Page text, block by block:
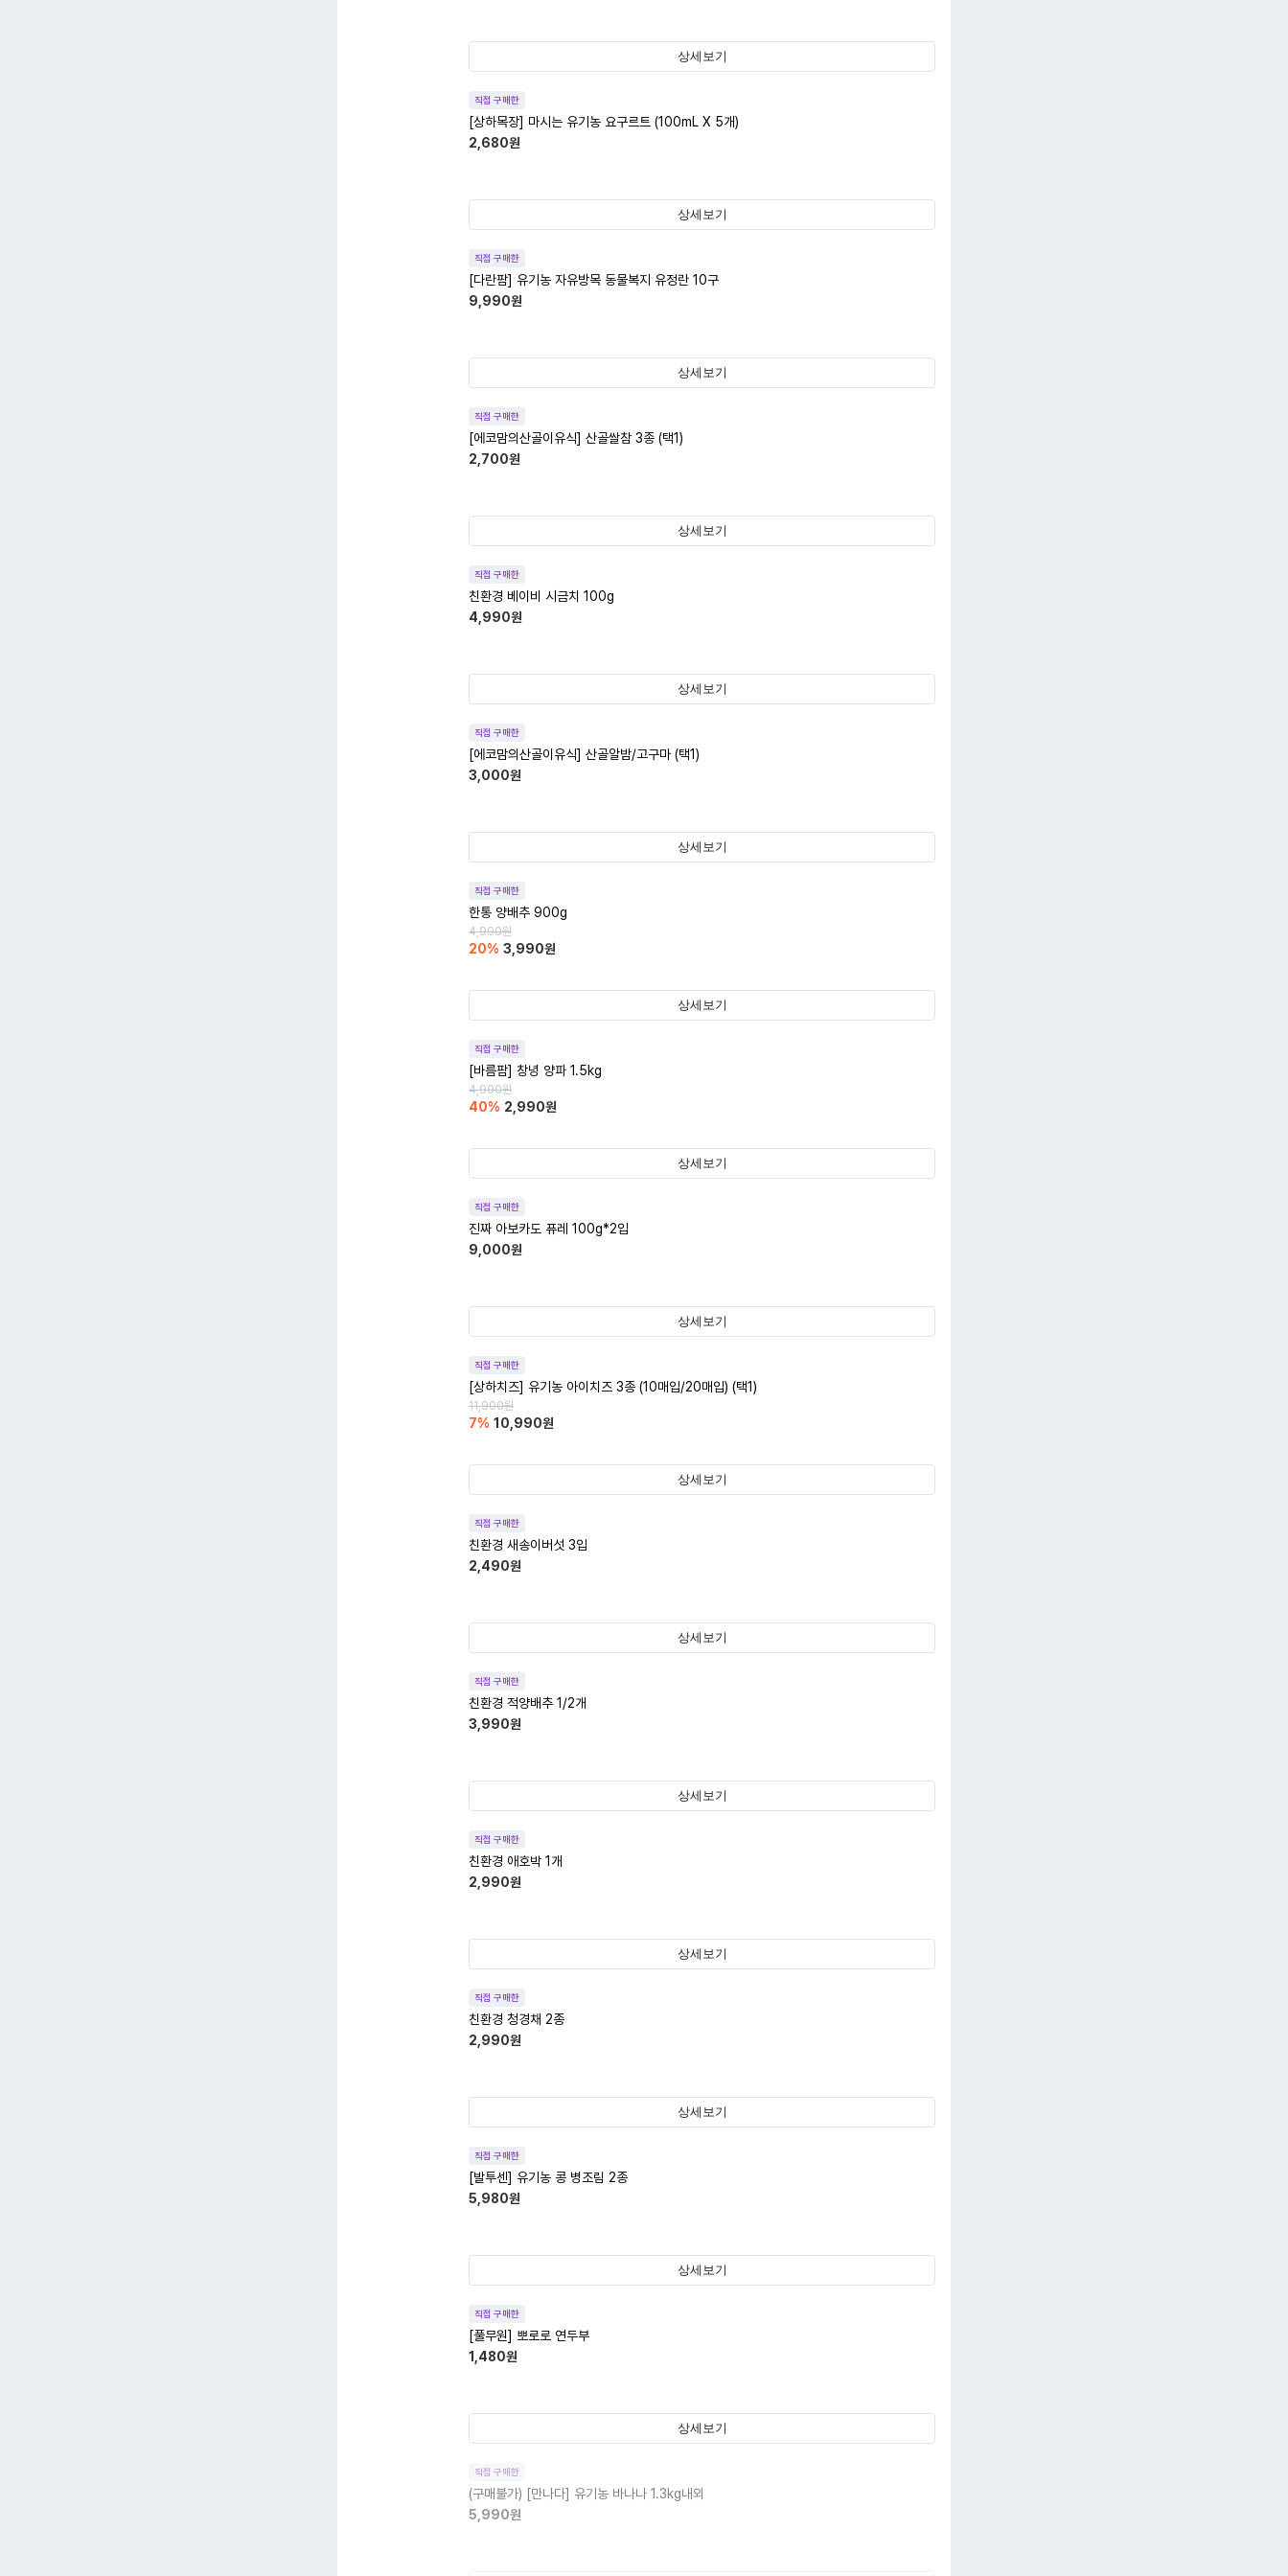
상세보기
직접 구매한
[상하목장] 마시는 유기농 요구르트 (100mL X 5개)
2,680원
상세보기
직접 구매한
[다란팜] 유기농 자유방목 동물복지 유정란 10구
9,990원
상세보기
직접 구매한
[에코맘의산골이유식] 산골쌀참 3종 (택1)
2,700원
상세보기
직접 구매한
친환경 베이비 시금치 100g
4,990원
상세보기
직접 구매한
[에코맘의산골이유식] 산골알밤/고구마 (택1)
3,000원
상세보기
직접 구매한
한통 양배추 900g
4,990원
20% 3,990원
상세보기
직접 구매한
[바름팜] 창녕 양파 1.5kg
4,990원
40% 2,990원
상세보기
직접 구매한
진짜 아보카도 퓨레 100g*2입
9,000원
상세보기
직접 구매한
[상하치즈] 유기농 아이치즈 3종 (10매입/20매입) (택1)
11,900원
7% 10,990원
상세보기
직접 구매한
친환경 새송이버섯 3입
2,490원
상세보기
직접 구매한
친환경 적양배추 1/2개
3,990원
상세보기
직접 구매한
친환경 애호박 1개
2,990원
상세보기
직접 구매한
친환경 청경채 2종
2,990원
상세보기
직접 구매한
[발투센] 유기농 콩 병조림 2종
5,980원
상세보기
직접 구매한
[풀무원] 뽀로로 연두부
1,480원
상세보기
직접 구매한
(구매불가) [만나다] 유기농 바나나 1.3kg내외
5,990원